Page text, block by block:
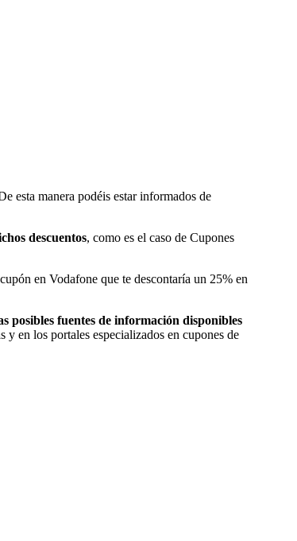
esta manera podéis estar informados de
descuentos, como es el caso de Cupones
en Vodafone que te descontaría un 25% en
posibles fuentes de información disponibles
en los portales especializados en cupones de